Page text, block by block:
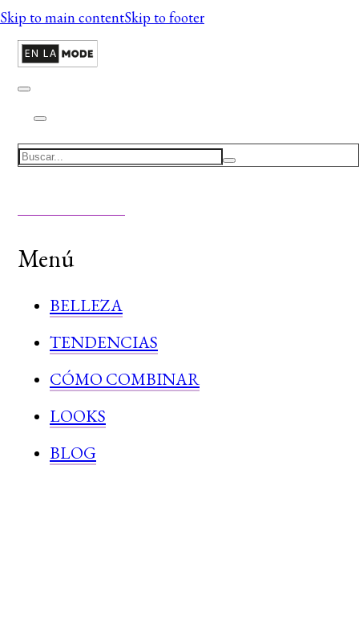
Skip to main contentSkip to footer
Search
Menú
BELLEZA
TENDENCIAS
CÓMO COMBINAR
LOOKS
BLOG